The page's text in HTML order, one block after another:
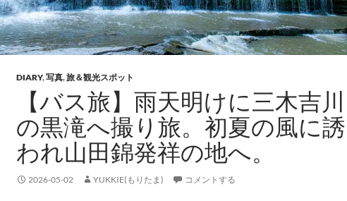
DIARY,写真,旅＆観光スポット
【バス旅】雨天明けに三木吉川
の黒滝へ撮り旅。初夏の風に誘
われ山田錦発祥の地へ。
2026-05-02 YUKKIE(もりたま) コメントする